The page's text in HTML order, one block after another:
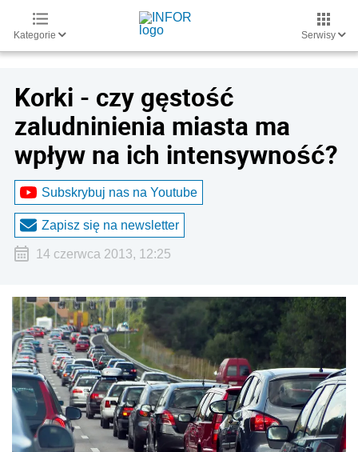
Kategorie Serwisy
Korki - czy gęstość
zaludninienia miasta ma
wpływ na ich intensywność?
Subskrybuj nas na Youtube
Zapisz się na newsletter
14 czerwca 2013, 12:25